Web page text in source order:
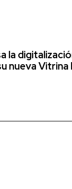
la
nueva Vitrina